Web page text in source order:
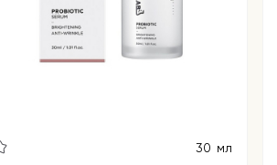
30 мл